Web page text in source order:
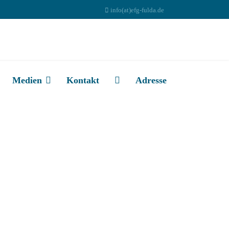
info(at)efg-fulda.de
Medien Kontakt Adresse